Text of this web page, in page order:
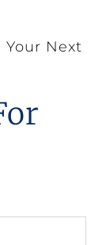
Next